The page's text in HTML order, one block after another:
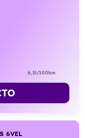
6,3l/100km
6VEL